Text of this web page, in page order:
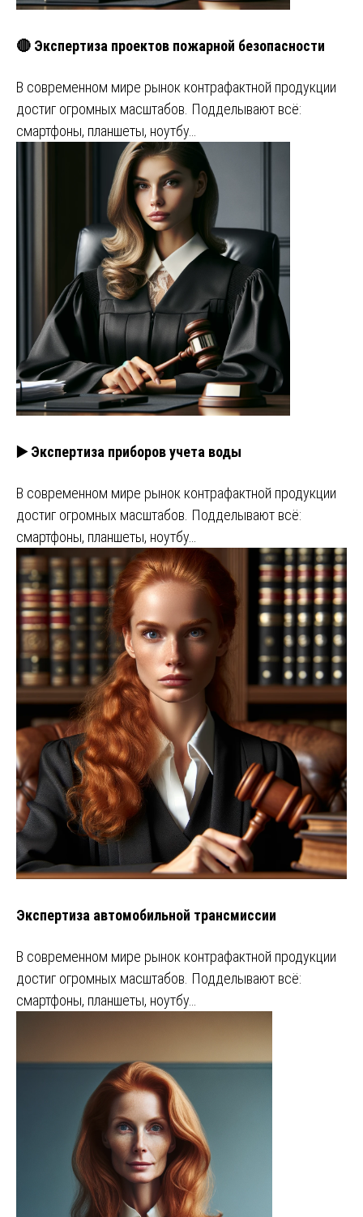
🔴 Экспертиза проектов пожарной безопасности
В современном мире рынок контрафактной продукции
достиг огромных масштабов. Подделывают всё:
смартфоны, планшеты, ноутбу…
▶️ Экспертиза приборов учета воды
В современном мире рынок контрафактной продукции
достиг огромных масштабов. Подделывают всё:
смартфоны, планшеты, ноутбу…
Экспертиза автомобильной трансмиссии
В современном мире рынок контрафактной продукции
достиг огромных масштабов. Подделывают всё:
смартфоны, планшеты, ноутбу…